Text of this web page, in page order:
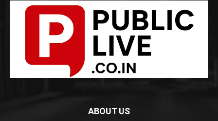
ABOUT US